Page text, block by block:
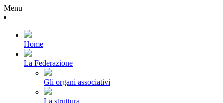
Menu
Home
La Federazione
Gli organi associativi
La struttura